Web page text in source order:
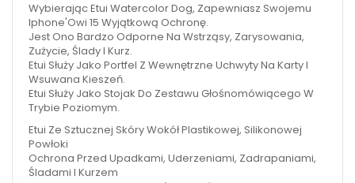
Wybierając Etui Watercolor Dog, Zapewniasz Swojemu
Iphone'Owi 15 Wyjątkową Ochronę.
Jest Ono Bardzo Odporne Na Wstrząsy, Zarysowania,
Zużycie, Ślady I Kurz.
Etui Służy Jako Portfel Z Wewnętrzne Uchwyty Na Karty I
Wsuwana Kieszeń.
Etui Służy Jako Stojak Do Zestawu Głośnomówiącego W
Trybie Poziomym.
Etui Ze Sztucznej Skóry Wokół Plastikowej, Silikonowej
Powłoki
Ochrona Przed Upadkami, Uderzeniami, Zadrapaniami,
Śladami I Kurzem